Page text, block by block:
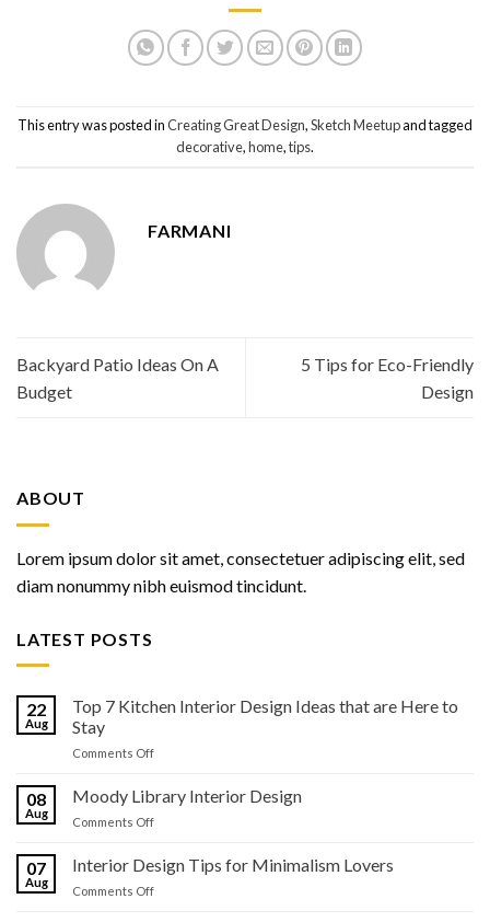
This entry was posted inCreating Great Design,Sketch Meetupand tagged
decorative,home,tips.
FARMANI
Backyard Patio Ideas On A
Budget
5 Tips for Eco-Friendly
Design
ABOUT
Lorem ipsum dolor sit amet, consectetuer adipiscing elit, sed
diam nonummy nibh euismod tincidunt.
LATEST POSTS
22
Aug
Top 7 Kitchen Interior Design Ideas that are Here to
Stay
Comments Offon
Kitchen
Ideas
08
Aug
Moody Library Interior Design
Comments Offon
Library
Interior
07
Aug
Interior Design Tips for Minimalism Lovers
Comments Offon